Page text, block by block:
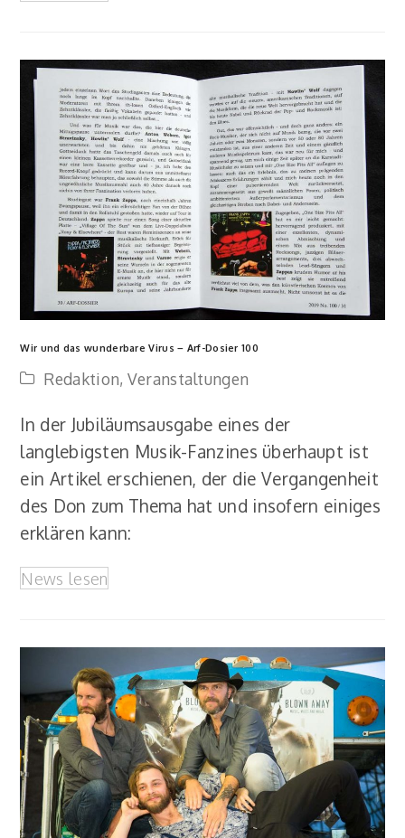
Wir und das wunderbare Virus – Arf-Dosier 100
Redaktion, Veranstaltungen
In der Jubiläumsausgabe eines der
langlebigsten Musik-Fanzines überhaupt ist
ein Artikel erschienen, der die Vergangenheit
des Don zum Thema hat und insofern einiges
erklären kann:
News lesen